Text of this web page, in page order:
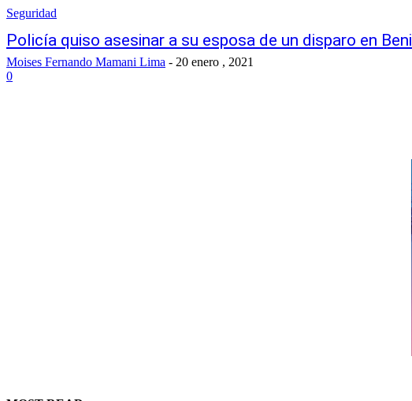
Seguridad
Policía quiso asesinar a su esposa de un disparo en Beni
Moises Fernando Mamani Lima - 20 enero , 2021
0